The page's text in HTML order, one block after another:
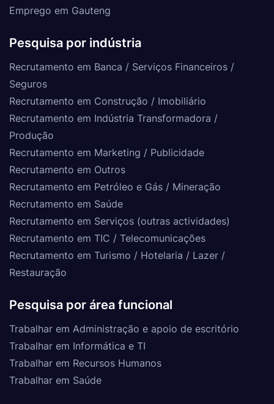
Emprego em Gauteng
Pesquisa por indústria
Recrutamento em Banca / Serviços Financeiros /
Seguros
Recrutamento em Construção / Imobiliário
Recrutamento em Indústria Transformadora /
Produção
Recrutamento em Marketing / Publicidade
Recrutamento em Outros
Recrutamento em Petróleo e Gás / Mineração
Recrutamento em Saúde
Recrutamento em Serviços (outras actividades)
Recrutamento em TIC / Telecomunicações
Recrutamento em Turismo / Hotelaria / Lazer /
Restauração
Pesquisa por área funcional
Trabalhar em Administração e apoio de escritório
Trabalhar em Informática e TI
Trabalhar em Recursos Humanos
Trabalhar em Saúde